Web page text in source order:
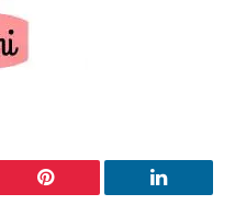
Pinterest LinkedIn